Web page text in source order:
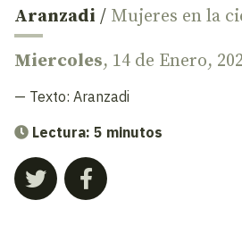
Aranzadi / Mujeres en la
Miercoles, 14 de Enero,
— Texto: Aranzadi
Lectura: 5 minutos